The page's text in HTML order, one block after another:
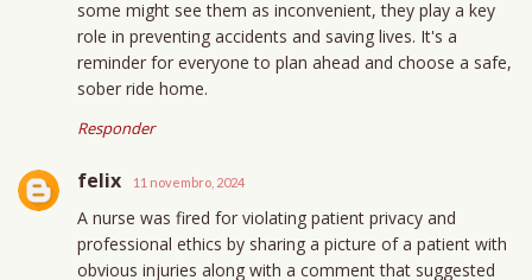
some might see them as inconvenient, they play a key
role in preventing accidents and saving lives. It's a
reminder for everyone to plan ahead and choose a safe,
sober ride home.
Responder
felix 11 novembro, 2024
A nurse was fired for violating patient privacy and
professional ethics by sharing a picture of a patient with
obvious injuries along with a comment that suggested